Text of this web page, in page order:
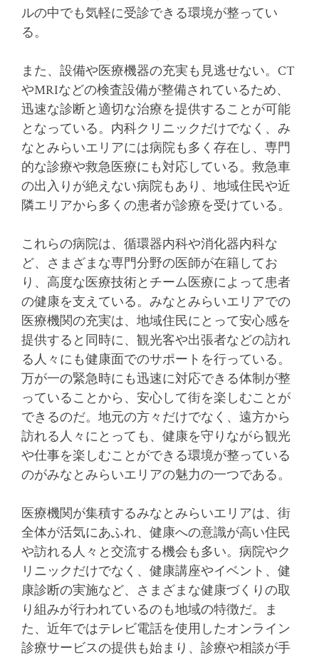
ルの中でも気軽に受診できる環境が整ってい
る。
また、設備や医療機器の充実も見逃せない。CT
やMRIなどの検査設備が整備されているため、
迅速な診断と適切な治療を提供することが可能
となっている。内科クリニックだけでなく、み
なとみらいエリアには病院も多く存在し、専門
的な診療や救急医療にも対応している。救急車
の出入りが絶えない病院もあり、地域住民や近
隣エリアから多くの患者が診療を受けている。
これらの病院は、循環器内科や消化器内科な
ど、さまざまな専門分野の医師が在籍してお
り、高度な医療技術とチーム医療によって患者
の健康を支えている。みなとみらいエリアでの
医療機関の充実は、地域住民にとって安心感を
提供すると同時に、観光客や出張者などの訪れ
る人々にも健康面でのサポートを行っている。
万が一の緊急時にも迅速に対応できる体制が整
っていることから、安心して街を楽しむことが
できるのだ。地元の方々だけでなく、遠方から
訪れる人々にとっても、健康を守りながら観光
や仕事を楽しむことができる環境が整っている
のがみなとみらいエリアの魅力の一つである。
医療機関が集積するみなとみらいエリアは、街
全体が活気にあふれ、健康への意識が高い住民
や訪れる人々と交流する機会も多い。病院やク
リニックだけでなく、健康講座やイベント、健
康診断の実施など、さまざまな健康づくりの取
り組みが行われているのも地域の特徴だ。ま
た、近年ではテレビ電話を使用したオンライン
診療サービスの提供も始まり、診療や相談が手